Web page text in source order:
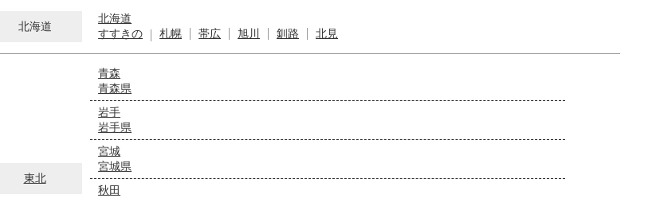
北海道
北海道
すすきの
札幌 帯広 旭川 釧路 北見
東北
青森
青森県
岩手
岩手県
宮城
宮城県
秋田